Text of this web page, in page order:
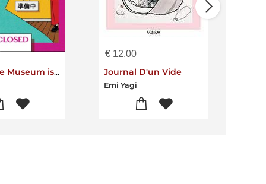
When the Museum is Closed
€ 12,00
Journal D'un Vide
Emi Yagi